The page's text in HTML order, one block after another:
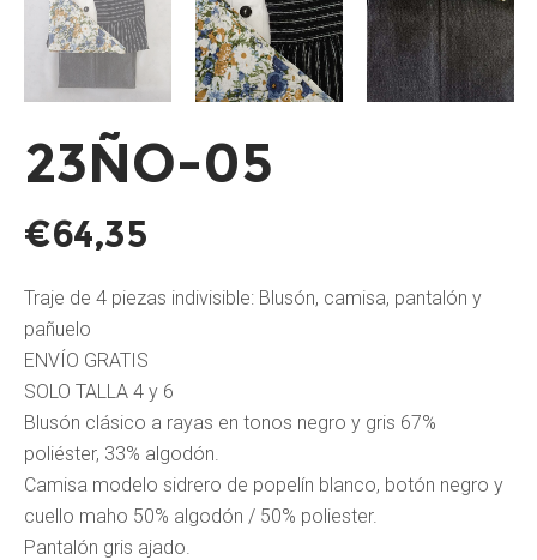
23ÑO-05
€64,35
Traje de 4 piezas indivisible: Blusón, camisa, pantalón y
pañuelo
ENVÍO GRATIS
SOLO TALLA 4 y 6
Blusón clásico a rayas en tonos negro y gris 67%
poliéster, 33% algodón.
Camisa modelo sidrero de popelín blanco, botón negro y
cuello maho 50% algodón / 50% poliester.
Pantalón gris ajado.